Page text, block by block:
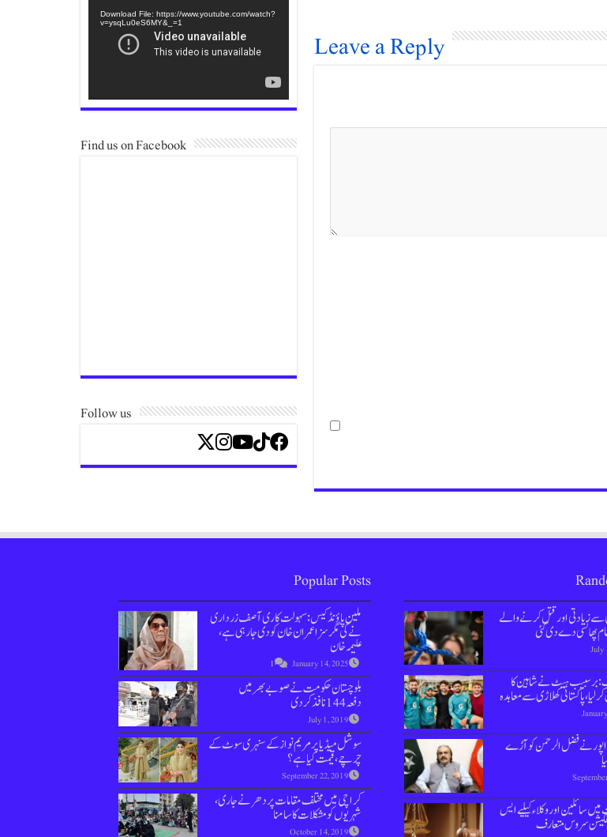
Leave a Reply
Player
Download File: https://www.youtube.com/watch?
v=ysqLu0eS6MY&_=1
Find us on Facebook
Follow us
Popular Posts
ملین پاؤنڈ کیس : سہولت کاری آصف زرداری
نے کی مگر سزا عمران خان کو دی جارہی ہے،
علیمہ خان
January 14, 2025
1
بلوچستان حکومت نے صوبے بھر میں
دفعہ 144 نافذ کردی
July 1, 2019
سوشل میڈیا پر مریم نواز کے سنہری سوٹ کے
چرچے، قیمت کیا ہے؟
September 22, 2019
کراچی میں مختلف مقامات پر دھرنے جاری،
شہریوں کو مشکلات کا سامنا
October 14, 2019
سے زیادتی اور قتل کرنےوالے
پھانسی دے دی گئی
July
برسبیب ہیٹ نے شاہین کا
پاکستانی کھلاڑی سے معاہدہ
پور نے فضل الرحمن کو آڑے
سائلین اور وکلاء کیلیے ایس
سروس متعارف